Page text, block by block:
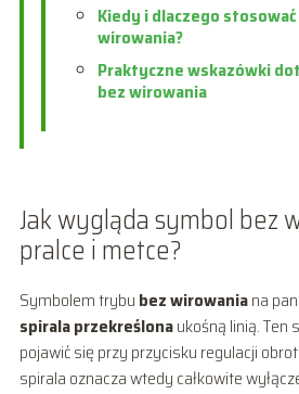
Kiedy i dlaczego
wirowania?
Praktyczne wskazówki
bez wirowania
Jak wygląda symbol bez
pralce i metce?
Symbolem trybu bez wirowaniana
spirala przekreślonaukośną linią. Ten
pojawić się przy przycisku regulacji
spirala oznacza wtedy całkowite